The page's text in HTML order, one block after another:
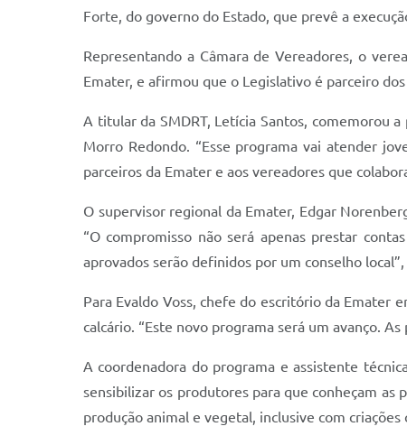
Forte, do governo do Estado, que prevê a
Representando a Câmara de Vereadores, o
Emater, e afirmou que o Legislativo é parceiro
A titular da SMDRT, Letícia Santos, comemorou
Morro Redondo. “Esse programa vai atender
parceiros da Emater e aos vereadores que
O supervisor regional da Emater, Edgar
“O compromisso não será apenas prestar
aprovados serão definidos por um conselho
Para Evaldo Voss, chefe do escritório da Emater
calcário. “Este novo programa será um avanço.
A coordenadora do programa e assistente
sensibilizar os produtores para que conheçam
produção animal e vegetal, inclusive com criações